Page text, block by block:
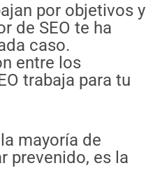
por objetivos y
de SEO te ha
caso.
entre los
trabaja para tu
mayoría de
prevenido, es la